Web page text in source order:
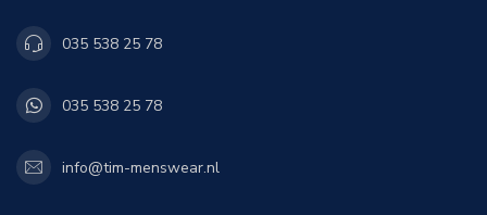
035 538 25 78
035 538 25 78
info@tim-menswear.nl